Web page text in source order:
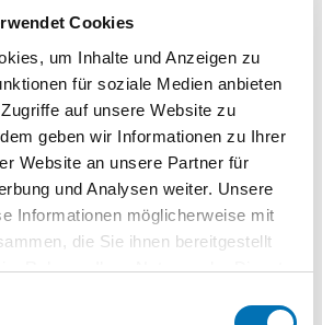
Cookies
um Inhalte und Anzeigen zu
für soziale Medien anbieten
auf unsere Website zu
geben wir Informationen zu Ihrer
Website an unsere Partner für
und Analysen weiter. Unsere
Informationen möglicherweise mit
die Sie ihnen bereitgestellt
Rahmen Ihrer Nutzung der Dienste
Webseite weiterhin nutzen.
und das Eindämmen der
wichtigste Motivation, ihr Kreuz bei
allerdings sie als Person. Die
unter den Top-fünf-Motiven nicht
will mit der SPÖ regieren –